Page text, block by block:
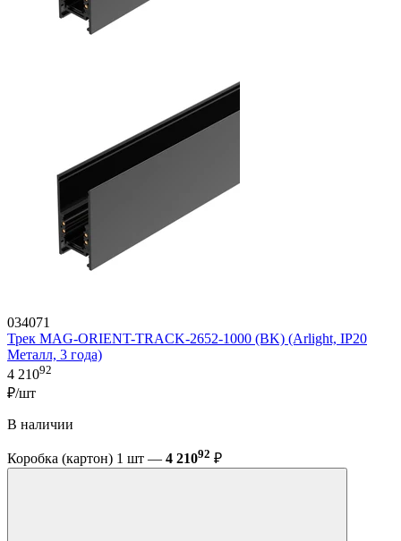
034071
Трек MAG-ORIENT-TRACK-2652-1000 (BK) (Arlight, IP20
Металл, 3 года)
4 21092
₽/шт
В наличии
Коробка (картон) 1 шт — 4 21092 ₽